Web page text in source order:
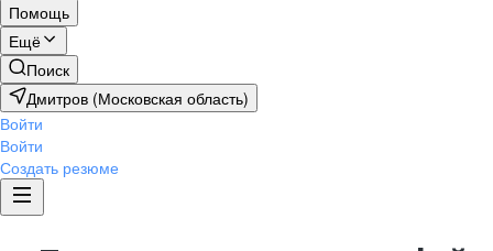
Помощь
Ещё
Поиск
Дмитров (Московская область)
Войти
Войти
Создать резюме